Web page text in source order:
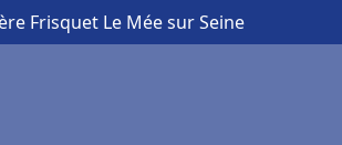
Frisquet Le Mée sur Seine